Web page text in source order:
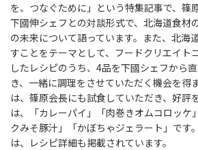
を、つなぐために」という特集記事で、篠
下國伸シェフとの対談形式で、北海道食材
の未来について語っています。また、北海
すことをテーマとして、フードクリエイト
したレシピのうち、4品を下國シェフから
き、一緒に調理をさせていただく機会を得
は、篠原会長にも試食していただき、好評
は、「カレーパイ」「肉巻きオムコロッケ
クみそ豚汁」「かぼちゃジェラート」です
は、レシピ詳細も掲載されています。